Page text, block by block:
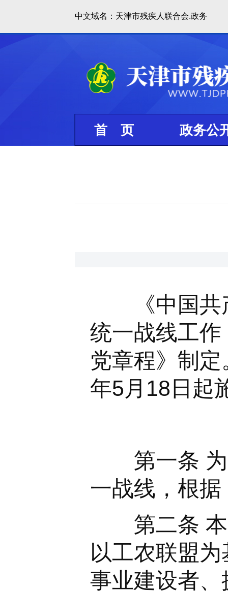
中文域名：天津市残疾人联合会.政务
首 页 政务公
《中国共产
统一战线工
党章程》制
年5月18日起
第一条 为
一战线，根
第二条 本
以工农联盟
事业建设者